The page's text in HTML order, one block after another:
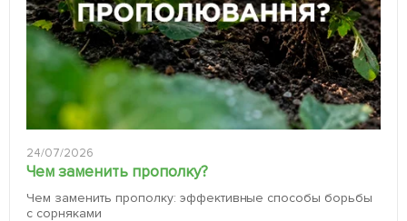
24/07/2026
Чем заменить прополку?
Чем заменить прополку: эффективные способы борьбы
с сорняками